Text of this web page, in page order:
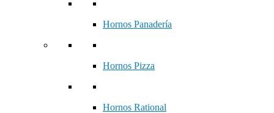
Hornos Panadería
Hornos Pizza
Hornos Rational